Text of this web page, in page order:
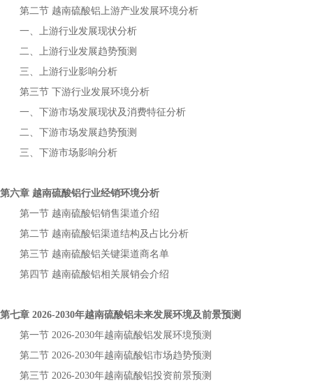
第二节 越南硫酸铝 上游产业发展环境分析
一、上游行业发展现状分析
二、上游行业发展趋势预测
三、上游行业影响分析
第三节 下游行业发展环境分析
一、下游市场发展现状及消费特征分析
二、下游市场发展趋势预测
三、下游市场影响分析
第六章 越南硫酸铝行业经销环境分析
第一节 越南硫酸铝销售渠道介绍
第二节 越南硫酸铝渠道结构及占比分析
第三节 越南硫酸铝关键渠道商名单
第四节 越南硫酸铝相关展销会介绍
第七章 2026-2030年越南硫酸铝未来发展环境及前景预测
第一节 2026-2030年越南硫酸铝发展环境预测
第二节 2026-2030年越南硫酸铝市场趋势预测
第三节 2026-2030年越南硫酸铝投资前景预测